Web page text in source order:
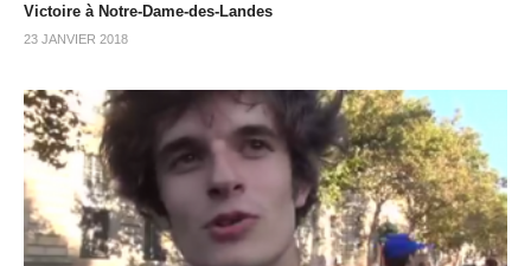
Victoire à Notre-Dame-des-Landes
23 JANVIER 2018